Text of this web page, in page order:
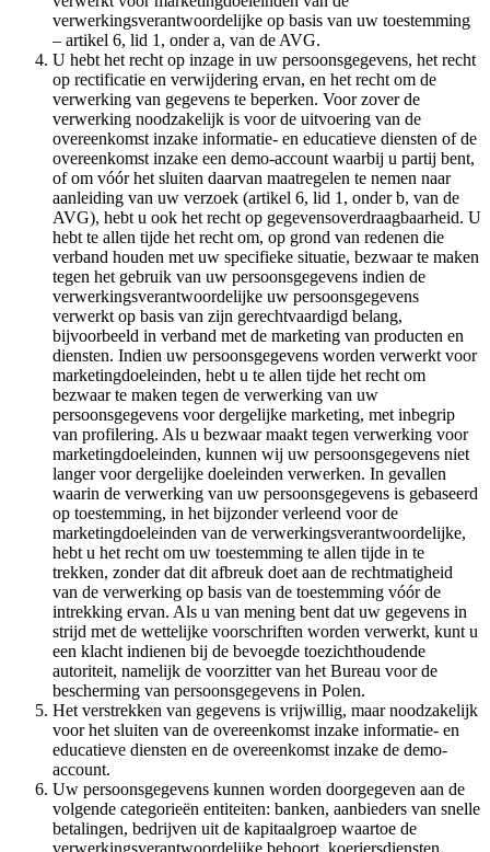
verwerkingsverantwoordelijke op basis van uw toestemming
– artikel 6, lid 1, onder a, van de AVG.
U hebt het recht op inzage in uw persoonsgegevens, het recht
op rectificatie en verwijdering ervan, en het recht om de
verwerking van gegevens te beperken. Voor zover de
verwerking noodzakelijk is voor de uitvoering van de
overeenkomst inzake informatie- en educatieve diensten of de
overeenkomst inzake een demo-account waarbij u partij bent,
of om vóór het sluiten daarvan maatregelen te nemen naar
aanleiding van uw verzoek (artikel 6, lid 1, onder b, van de
AVG), hebt u ook het recht op gegevensoverdraagbaarheid. U
hebt te allen tijde het recht om, op grond van redenen die
verband houden met uw specifieke situatie, bezwaar te maken
tegen het gebruik van uw persoonsgegevens indien de
verwerkingsverantwoordelijke uw persoonsgegevens
verwerkt op basis van zijn gerechtvaardigd belang,
bijvoorbeeld in verband met de marketing van producten en
diensten. Indien uw persoonsgegevens worden verwerkt voor
marketingdoeleinden, hebt u te allen tijde het recht om
bezwaar te maken tegen de verwerking van uw
persoonsgegevens voor dergelijke marketing, met inbegrip
van profilering. Als u bezwaar maakt tegen verwerking voor
marketingdoeleinden, kunnen wij uw persoonsgegevens niet
langer voor dergelijke doeleinden verwerken. In gevallen
waarin de verwerking van uw persoonsgegevens is gebaseerd
op toestemming, in het bijzonder verleend voor de
marketingdoeleinden van de verwerkingsverantwoordelijke,
hebt u het recht om uw toestemming te allen tijde in te
trekken, zonder dat dit afbreuk doet aan de rechtmatigheid
van de verwerking op basis van de toestemming vóór de
intrekking ervan. Als u van mening bent dat uw gegevens in
strijd met de wettelijke voorschriften worden verwerkt, kunt u
een klacht indienen bij de bevoegde toezichthoudende
autoriteit, namelijk de voorzitter van het Bureau voor de
bescherming van persoonsgegevens in Polen.
Het verstrekken van gegevens is vrijwillig, maar noodzakelijk
voor het sluiten van de overeenkomst inzake informatie- en
educatieve diensten en de overeenkomst inzake de demo-
account.
Uw persoonsgegevens kunnen worden doorgegeven aan de
volgende categorieën entiteiten: banken, aanbieders van snelle
betalingen, bedrijven uit de kapitaalgroep waartoe de
verwerkingsverantwoordelijke behoort, koeriersdiensten,